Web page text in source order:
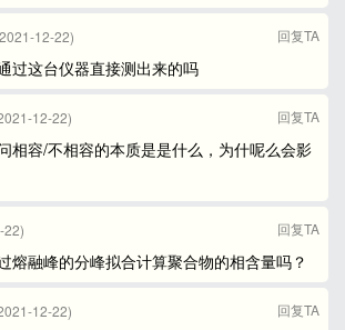
12-22) 回复TA
过这台仪器直接测出来的吗
12-22) 回复TA
相容/不相容的本质是是什么，为什呢么会影
22) 回复TA
熔融峰的分峰拟合计算聚合物的相含量吗？
12-22) 回复TA